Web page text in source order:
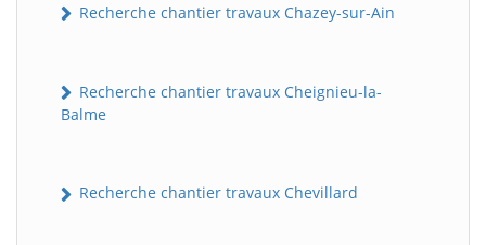
Recherche chantier travaux Chazey-sur-Ain
Recherche chantier travaux Cheignieu-la-
Balme
Recherche chantier travaux Chevillard